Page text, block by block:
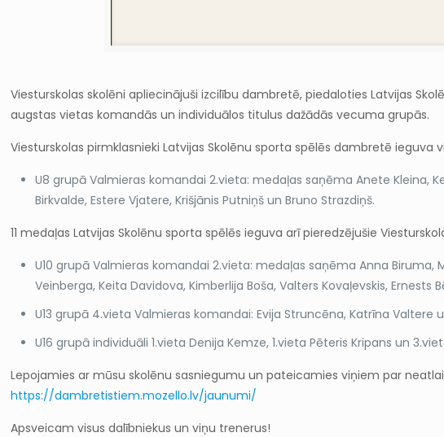
Viesturskolas skolēni apliecinājuši izcilību dambretē, piedaloties Latvijas
augstas vietas komandās un individuālos titulus dažādās vecuma grupās.
Viesturskolas pirmklasnieki Latvijas Skolēnu sporta spēlēs dambretē ieguva
U8 grupā Valmieras komandai 2.vieta: medaļas saņēma Anete Kleina,
Birkvalde, Estere Vjatere, Krišjānis Putniņš un Bruno Strazdiņš.
11 medaļas Latvijas Skolēnu sporta spēlēs ieguva arī pieredzējušie
U10 grupā Valmieras komandai 2.vieta: medaļas saņēma Anna Biruma,
Veinberga, Keita Davidova, Kimberlija Boša, Valters Kovaļevskis, Ernests
U13 grupā 4.vieta Valmieras komandai: Evija Struncēna, Katrīna Valtere
U16 grupā individuāli 1.vieta Denija Kemze, 1.vieta Pēteris Kripans un
Lepojamies ar mūsu skolēnu sasniegumu un pateicamies viņiem par
https://dambretistiem.mozello.lv/jaunumi/
Apsveicam visus dalībniekus un viņu trenerus!